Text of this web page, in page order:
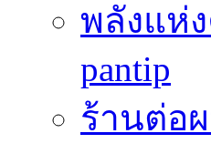
พลังแห่
pantip
ร้านต่อ